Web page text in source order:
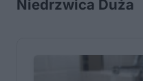
Niedrzwica Duża